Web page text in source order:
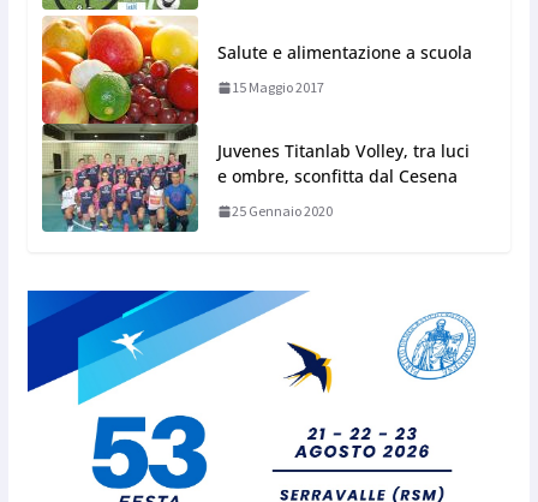
Salute e alimentazione a scuola
15 Maggio 2017
Juvenes Titanlab Volley, tra luci
e ombre, sconfitta dal Cesena
25 Gennaio 2020